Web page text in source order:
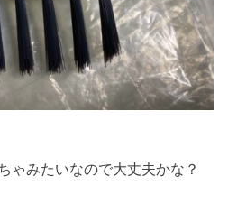
ゃみたいなので大丈夫かな？